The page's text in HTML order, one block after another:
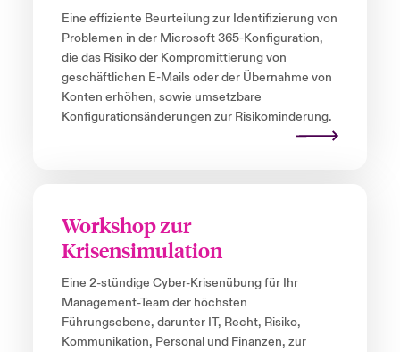
Eine effiziente Beurteilung zur Identifizierung von
Problemen in der Microsoft 365-Konfiguration,
die das Risiko der Kompromittierung von
geschäftlichen E-Mails oder der Übernahme von
Konten erhöhen, sowie umsetzbare
Konfigurationsänderungen zur Risikominderung.
Workshop zur
Krisensimulation
Eine 2-stündige Cyber-Krisenübung für Ihr
Management-Team der höchsten
Führungsebene, darunter IT, Recht, Risiko,
Kommunikation, Personal und Finanzen, zur